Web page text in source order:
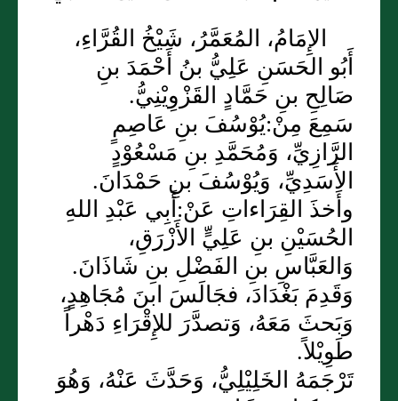
الإِمَامُ، المُعَمَّرُ، شَيْخُ القُرَّاءِ،
أَبُو الحَسَنِ عَلِيُّ بنُ أَحْمَدَ بنِ
صَالِحِ بنِ حَمَّادٍ القَزْوِيْنِيُّ.
سَمِعَ مِنْ:يُوْسُفَ بنِ عَاصِمٍ
الرَّازِيِّ، وَمُحَمَّدِ بنِ مَسْعُوْدٍ
الأَسَدِيِّ، وَيُوْسُفَ بنِ حَمْدَانَ.
وأَخذَ القِرَاءاتِ عَنْ:أَبِي عَبْدِ اللهِ
الحُسَيْنِ بنِ عَلِيٍّ الأَزْرَقِ،
وَالعَبَّاسِ بنِ الفَضْلِ بنِ شَاذَانَ.
وَقَدِمَ بَغْدَادَ، فجَالَسَ ابنَ مُجَاهِدٍ،
وَبَحثَ مَعَهُ، وَتصدَّرَ للإِقْرَاءِ دَهْراً
طَوِيْلاً.
تَرْجَمَهُ الخَلِيْلِيُّ، وَحَدَّثَ عَنْهُ، وَهُوَ